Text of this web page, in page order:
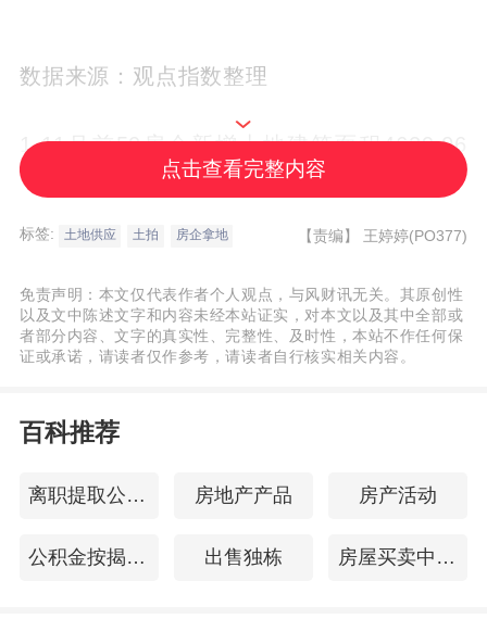
数据来源：观点指数整理
1-11月前50房企新增土地建筑面积4629.06
万平方米，同比下降36.14%，对比上月降幅
、中海地产新增的全口径土地储备分别为
265.16万平方米、261.02万平方米、254.35
万平方米，处于领先位置。
最大的企业为保利发展、
别为502.42、436.81、416.09、386.29和
其后，权益拿地金额分别为245.44亿元、
点击查看完整内容
标签: 土地供应 土拍 房企拿地 【责编】 王婷婷(PO377)
免责声明：本文仅代表作者个人观点，与风财讯无关。其原创性
以及文中陈述文字和内容未经本站证实，对本文以及其中全部或
者部分内容、文字的真实性、完整性、及时性，本站不作任何保
证或承诺，请读者仅作参考，请读者自行核实相关内容。
百科推荐
离职提取公积金 房地产产品 房产活动
公积金按揭贷款 出售独栋 房屋买卖中介费